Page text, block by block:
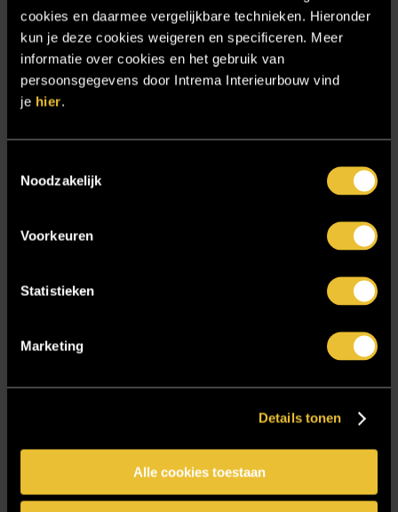
cookies en daarmee vergelijkbare technieken. Hieronder
kun je deze cookies weigeren en specificeren. Meer
informatie over cookies en het gebruik van
persoonsgegevens door Intrema Interieurbouw vind
je hier.
Noodzakelijk
Voorkeuren
Statistieken
Marketing
Details tonen
Alle cookies toestaan
Particulier project: Woonvilla met exclusief maatwerk
Projecten
Referenties
Samenwerken
Sensire
Trebbe MiddenWest
Twentsch Hooratelier
Vacatures
E-mailadres *